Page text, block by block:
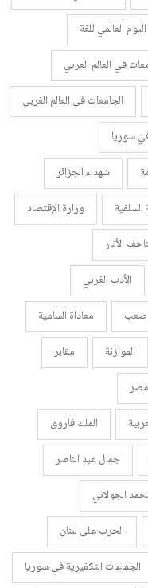
اليوم العالمي للغة
في العالم العربي
الجامعات في العالم الغربي
سوريا
شهداء الجزائر
وزارة الإقتصاد
الأثار
الأدب الغربي
صعب
معاداة السامية
الموازنة
مقابر
الملك فاروق
جمال عبد الناصر
الجولاني
الحرب على لبنان
الجماعات التكفيرية في سوريا